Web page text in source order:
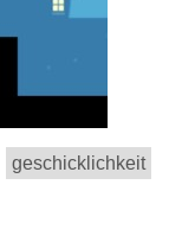
geschicklichkeit